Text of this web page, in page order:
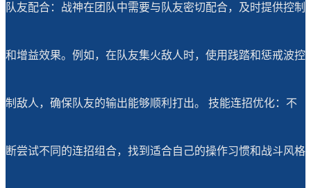
队友配合：战神在团队中需要与队友密切配合，及时提供控制
和增益效果。例如，在队友集火敌人时，使用践踏和惩戒波控
制敌人，确保队友的输出能够顺利打出。 技能连招优化：不
断尝试不同的连招组合，找到适合自己的操作习惯和战斗风格